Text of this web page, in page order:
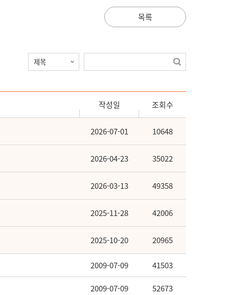
목록
작성일 조회수
2026-07-01 10648
2026-04-23 35022
2026-03-13 49358
2025-11-28 42006
2025-10-20 20965
2009-07-09 41503
2009-07-09 52673